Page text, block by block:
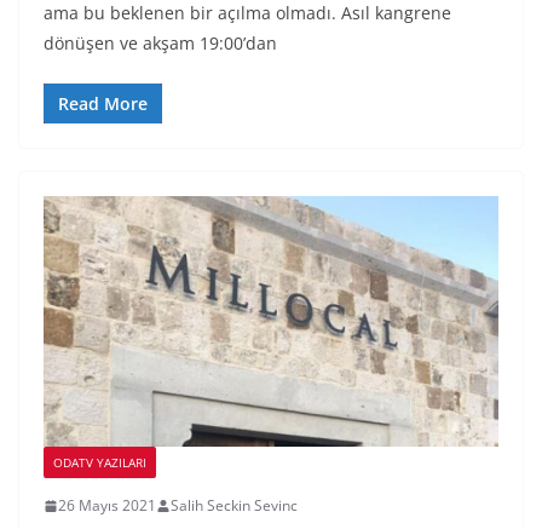
ama bu beklenen bir açılma olmadı. Asıl kangrene
dönüşen ve akşam 19:00’dan
Read More
ODATV YAZILARI
26 Mayıs 2021 Salih Seckin Sevinc